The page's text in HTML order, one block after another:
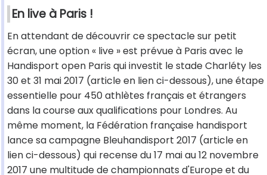
En live à Paris !
En attendant de découvrir ce spectacle sur petit
écran, une option « live » est prévue à Paris avec le
Handisport open Paris qui investit le stade Charléty les
30 et 31 mai 2017 (article en lien ci-dessous), une étape
essentielle pour 450 athlètes français et étrangers
dans la course aux qualifications pour Londres. Au
même moment, la Fédération française handisport
lance sa campagne Bleuhandisport 2017 (article en
lien ci-dessous) qui recense du 17 mai au 12 novembre
2017 une multitude de championnats d'Europe et du